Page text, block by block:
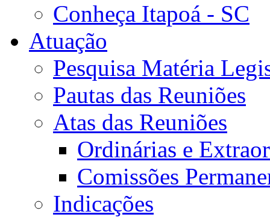
Conheça Itapoá - SC
Atuação
Pesquisa Matéria
Pautas das Reuniões
Atas das Reuniões
Ordinárias e
Comissões
Indicações